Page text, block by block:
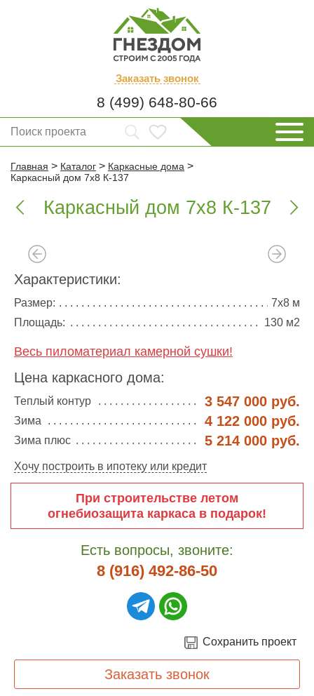
Заказать звонок
8 (499) 648-80-66
Главная > Каталог > Каркасные дома >
Каркасный дом 7х8 К-137
 Каркасный дом 7х8 К-137 
Характеристики:
Размер:
7х8 м
Площадь:
130 м2
Весь пиломатериал камерной сушки!
Цена каркасного дома:
Теплый контур 3 547 000 руб.
Зима 4 122 000 руб.
Зима плюс 5 214 000 руб.
Хочу построить в ипотеку или кредит
При строительстве летом
огнебиозащита каркаса в подарок!
Есть вопросы, звоните:
8 (916) 492-86-50
Сохранить проект
Заказать звонок